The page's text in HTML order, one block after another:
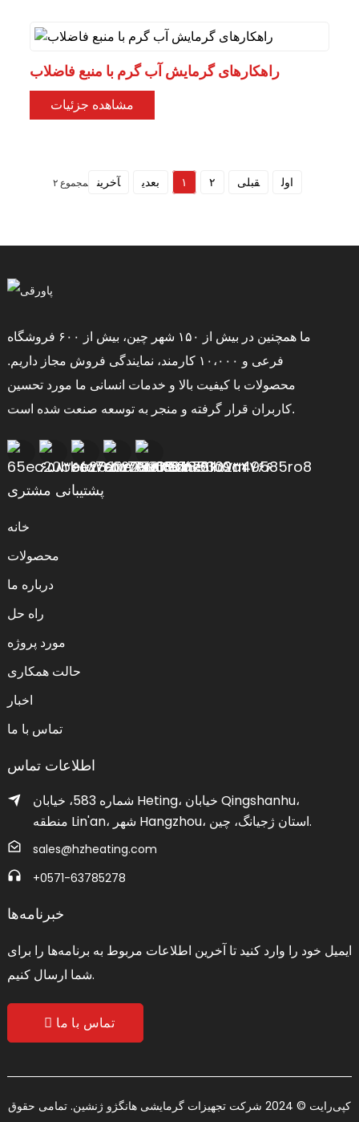
راهکارهای گرمایش آب گرم با منبع فاضلاب
مشاهده جزئیات
اول قبلی ۱ ۲ بعدی آخرین مجموع ۲
ما همچنین در بیش از ۱۵۰ شهر چین، بیش از ۶۰۰ فروشگاه
فرعی و ۱۰،۰۰۰ کارمند، نمایندگی فروش مجاز داریم.
محصولات با کیفیت بالا و خدمات انسانی ما مورد تحسین
کاربران قرار گرفته و منجر به توسعه صنعت شده است.
پشتیبانی مشتری
خانه
محصولات
درباره ما
راه حل
مورد پروژه
حالت همکاری
اخبار
تماس با ما
اطلاعات تماس
شماره 583، خیابان Heting، خیابان Qingshanhu،
منطقه Lin'an، شهر Hangzhou، استان ژجیانگ، چین.
sales@hzheating.com
‎+0571-63785278‎
خبرنامه‌ها
ایمیل خود را وارد کنید تا آخرین اطلاعات مربوط به برنامه‌ها را برای
شما ارسال کنیم.
تماس با ما
کپی‌رایت © 2024 شرکت تجهیزات گرمایشی هانگژو ژنشین. تمامی حقوق